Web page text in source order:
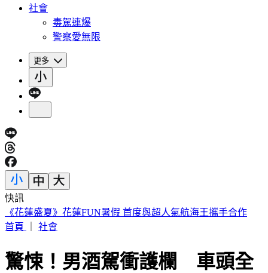
社會
毒駕連爆
警察愛無限
更多
快訊
TWICE定延確定出走！加盟新公司成「邊佑錫師妹」
首頁
社會
驚悚！男酒駕衝護欄 車頭全